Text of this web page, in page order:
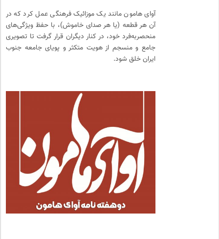
آوای هامون مانند یک موزائیک فرهنگی عمل کرد که در
آن هر قطعه (یا هر صدای خاموش)، با حفظ ویژگی‌های
منحصربه‌فرد خود، در کنار دیگران قرار گرفت تا تصویری
جامع و منسجم از هویت متکثر و پویای جامعه جنوب
ایران خلق شود.